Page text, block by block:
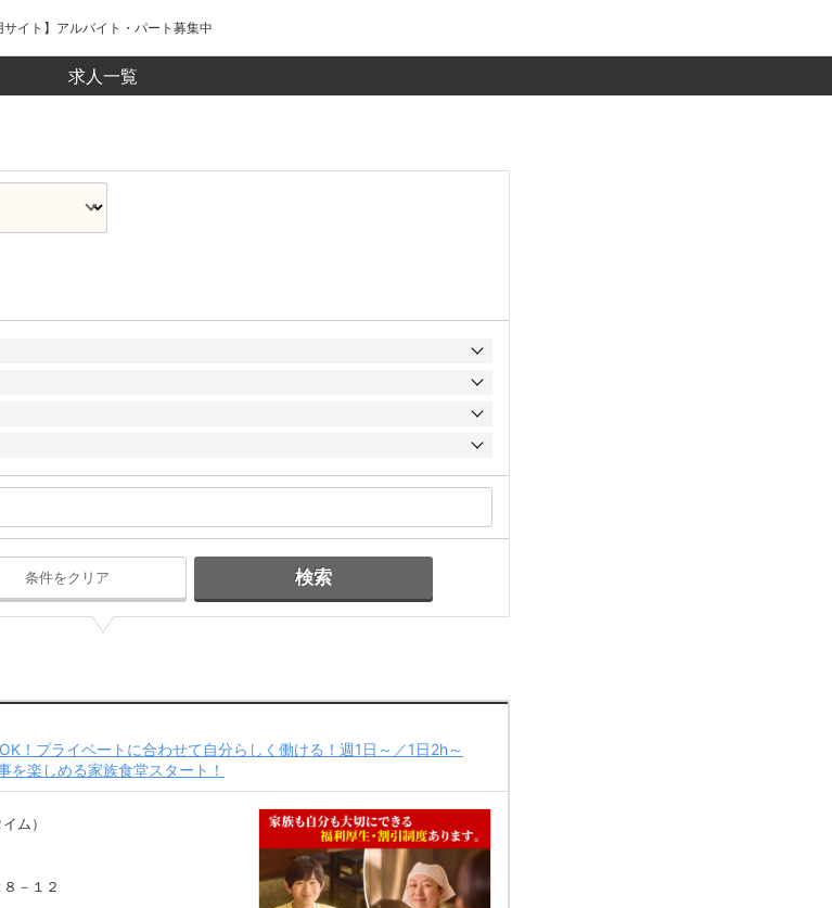
イト】アルバイト・パート募集中
求人一覧
条件をクリア 検索
！プライベートに合わせて自分らしく働ける！週1日～／1日2h～
楽しめる家族食堂スタート！
ム）
－１２